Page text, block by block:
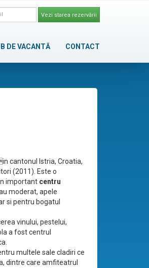
Vezi starea rezervării
DE VACANTĂ CONTACT
cantonul Istria, Croatia,
(2011). Este o
important centru
moderat, apele
si pentru bogatul
vinului, pestelui,
a fost centrul
multele sale cladiri ce
dintre care amfiteatrul